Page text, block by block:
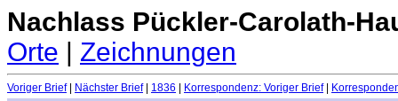
Nachlass Pückler-Carolath-
Orte | Zeichnungen
Voriger Brief| Nächster Brief| 1836 Korrespondenz: Voriger Brief|